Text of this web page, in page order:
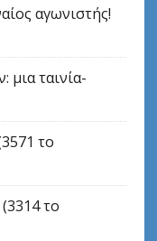
αγωνιστής!
ταινία-
το
το